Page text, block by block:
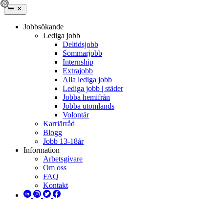
Jobbsökande
Lediga jobb
Deltidsjobb
Sommarjobb
Internship
Extrajobb
Alla lediga jobb
Lediga jobb | städer
Jobba hemifrån
Jobba utomlands
Volontär
Karriärråd
Blogg
Jobb 13-18år
Information
Arbetsgivare
Om oss
FAQ
Kontakt